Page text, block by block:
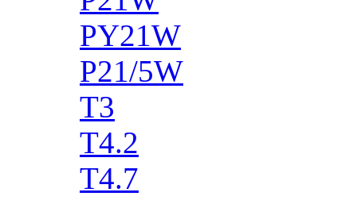
PY21W
P21/5W
T3
T4.2
T4.7